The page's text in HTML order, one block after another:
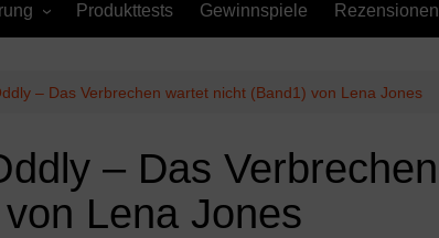
Produkttests Gewinnspiele Rezensionen
– Das Verbrechen wartet nicht (Band1) von Lena Jones
– Das Verbrechen
Lena Jones